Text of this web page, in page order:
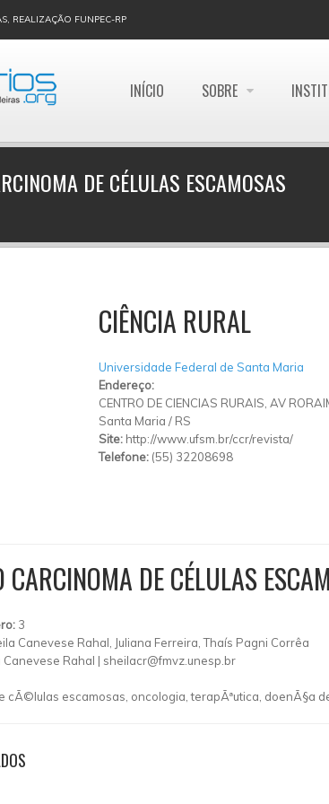
REALIZAÇÃO FUNPEC-RP
INÍCIO SOBRE
DE CÉLULAS ESCAMOSAS
CIÊNCIA RURAL
Universidade Federal de Santa Maria
Endereço:
CENTRO DE CIENCIAS RURAIS, AV
Santa Maria / RS
Site: http://www.ufsm.br/ccr/revista/
Telefone: (55) 32208698
CARCINOMA DE CÉLULAS
3
Canevese Rahal, Juliana Ferreira, Thaís Pagni Corrêa
Canevese Rahal | sheilacr@fmvz.unesp.br
cÃ©lulas escamosas, oncologia, terapÃªutica, doenÃ§a